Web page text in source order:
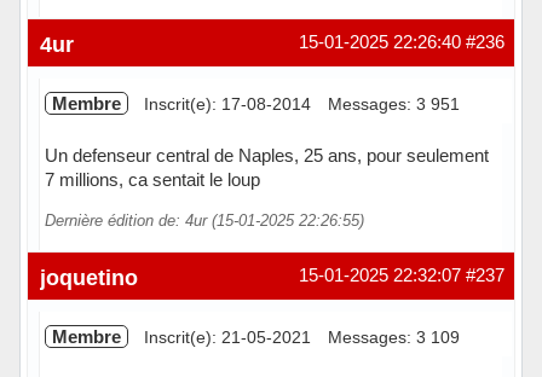
Hors ligne #236
15-01-2025 22:26:40
4ur
Membre Inscrit(e): 17-08-2014 Messages: 3 951
Un defenseur central de Naples, 25 ans, pour seulement
7 millions, ca sentait le loup
Dernière édition de: 4ur (15-01-2025 22:26:55)
Hors ligne #237
15-01-2025 22:32:07
joquetino
Membre Inscrit(e): 21-05-2021 Messages: 3 109